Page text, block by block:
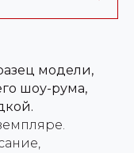
модели,
шоу-рума,